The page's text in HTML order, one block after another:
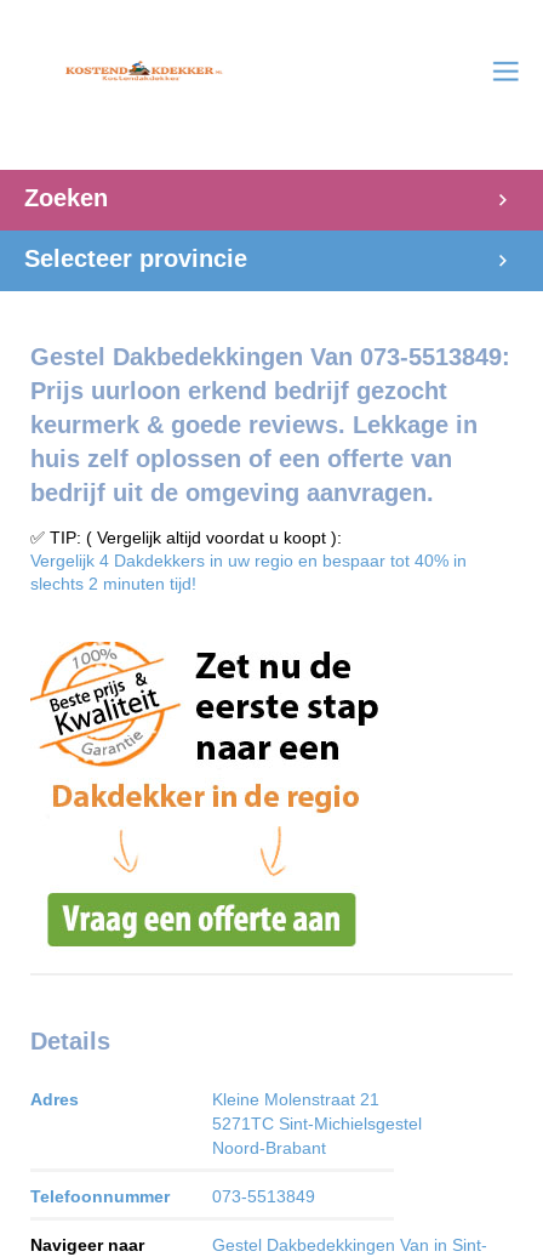
Zoeken
Selecteer provincie
Gestel Dakbedekkingen Van 073-5513849:
Prijs uurloon erkend bedrijf gezocht
keurmerk & goede reviews. Lekkage in
huis zelf oplossen of een offerte van
bedrijf uit de omgeving aanvragen.
✅ TIP: ( Vergelijk altijd voordat u koopt ):
Vergelijk 4 Dakdekkers in uw regio en bespaar tot 40% in
slechts 2 minuten tijd!
Details
Adres
Kleine Molenstraat 21
5271TC Sint-Michielsgestel
Noord-Brabant
Telefoonnummer 073-5513849
Navigeer naar
Gestel Dakbedekkingen Van in Sint-